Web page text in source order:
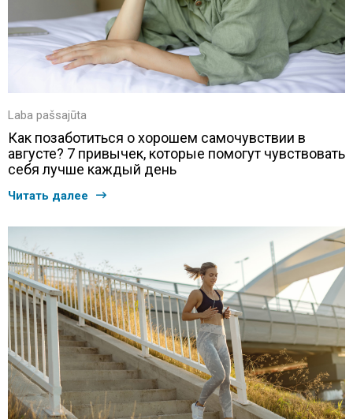
Laba pašsajūta
Как позаботиться о хорошем самочувствии в
августе? 7 привычек, которые помогут чувствовать
себя лучше каждый день
Читать далее